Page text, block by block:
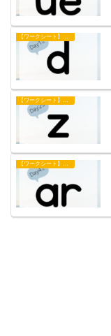
【ワークシート】フォニックス
【ワークシート】フォニックス